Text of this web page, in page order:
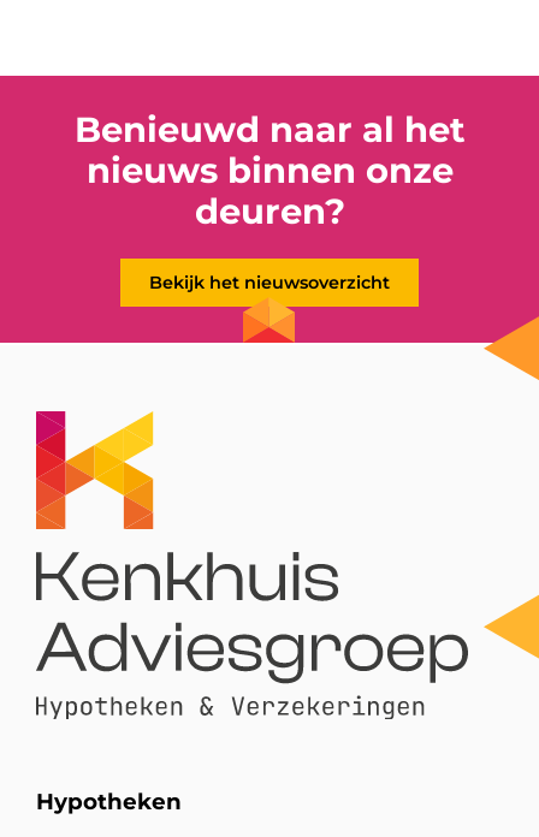
Benieuwd naar al het
nieuws binnen onze
deuren?
Bekijk het nieuwsoverzicht
Hypotheken